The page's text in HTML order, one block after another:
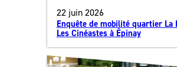
22 juin 2026
Enquête de mobilité quartier La
Les Cinéastes à Épinay